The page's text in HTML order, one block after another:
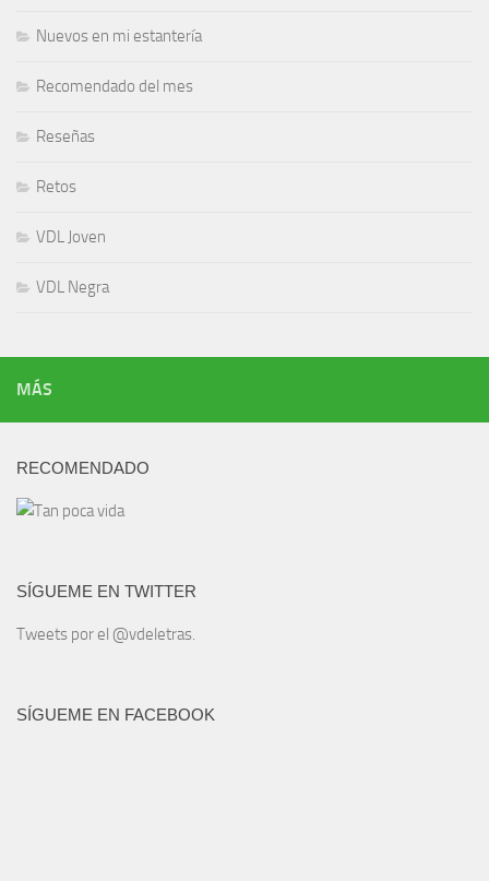
Nuevos en mi estantería
Recomendado del mes
Reseñas
Retos
VDL Joven
VDL Negra
MÁS
RECOMENDADO
SÍGUEME EN TWITTER
Tweets por el @vdeletras.
SÍGUEME EN FACEBOOK